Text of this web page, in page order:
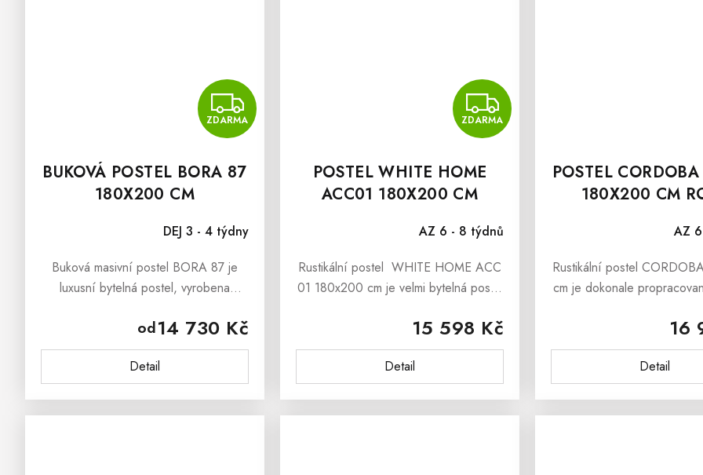
ZDARMA
ZDARMA
BUKOVÁ POSTEL BORA 87
180X200 CM
DEJ 3 - 4 týdny
od14 730 Kč
Detail
Buková masivní postel BORA 87 je
luxusní bytelná postel, vyrobena
dokáže okouzlit svým masivním
vzhledem a stylovým
provedenímBuková masivní...
ZDARMA
ZDARMA
POSTEL WHITE HOME
ACC01 180X200 CM
AZ 6 - 8 týdnů
15 598 Kč
Detail
Rustikální postel WHITE HOME ACC
01 180x200 cm je velmi bytelná postel
nádherným exemplářem Vaší rustikální
ložnice, dětského i studentského...
POSTEL
180X200 CM
AZ
16
Detail
Rustikální postel
cm je dokonale
všechny, kteří
dřevěný